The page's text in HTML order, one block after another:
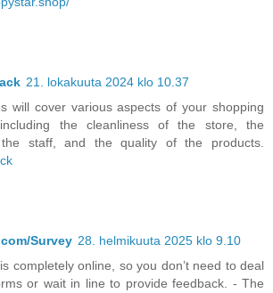
21. lokakuuta 2024 klo 10.37
will cover various aspects of your shopping
the cleanliness of the store, the
staff, and the quality of the products.
Survey 28. helmikuuta 2025 klo 9.10
completely online, so you don’t need to deal
or wait in line to provide feedback. - The